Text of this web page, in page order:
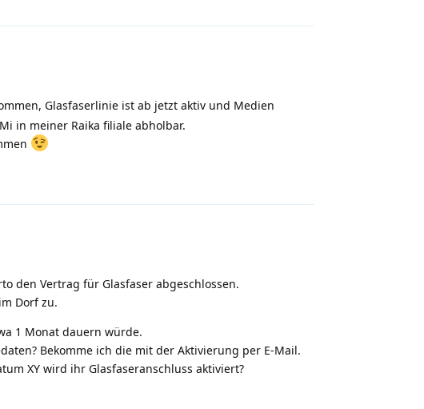
Glasfaserlinie ist ab jetzt aktiv und Medien
in meiner Raika filiale abholbar.
den Vertrag für Glasfaser abgeschlossen.
Dorf zu.
1 Monat dauern würde.
Bekomme ich die mit der Aktivierung per E-Mail.
XY wird ihr Glasfaseranschluss aktiviert?